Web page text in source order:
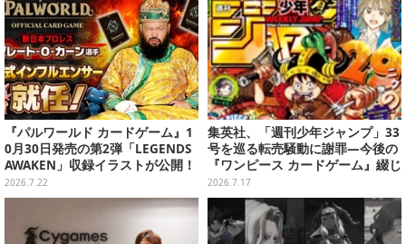
『パルワールド カードゲーム』1
0月30日発売の第2弾「LEGENDS
AWAKEN」収録イラストが公開！
第3弾や大会など新情報も続々お
披露目
2026.7.22
集英社、「週刊少年ジャンプ」33
号を巡る転売騒動に謝罪―今後の
『ワンピース カードゲーム』綴じ
込み付録も中止・見合わせへ
2026.7.17